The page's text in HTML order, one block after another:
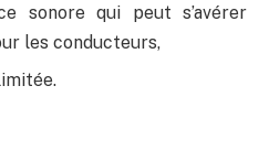
sonore qui peut s’avérer
les conducteurs,